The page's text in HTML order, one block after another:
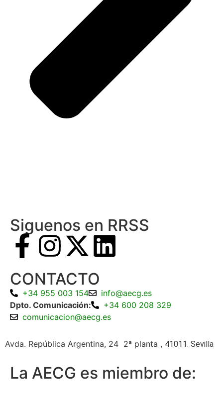
Siguenos en RRSS
CONTACTO
+34 955 003 154
info@aecg.es
Dpto. Comunicación:
+34 600 208 329
comunicacion@aecg.es
Avda. República Argentina, 24 2ª planta , 41011. Sevilla
La AECG es miembro de: